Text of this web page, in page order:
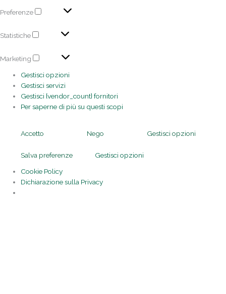
Preferenze
Statistiche
Marketing
Gestisci opzioni
Gestisci servizi
Gestisci {vendor_count} fornitori
Per saperne di più su questi scopi
Accetto Nego Gestisci opzioni
Salva preferenze
Gestisci opzioni
Cookie Policy
Dichiarazione sulla Privacy